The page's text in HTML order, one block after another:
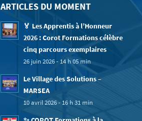
ARTICLES DU MOMENT
🏅 Les Apprentis à l’Honneur
2026 : Corot Formations célèbre
cinq parcours exemplaires
26 juin 2026 - 14 h 05 min
Le Village des Solutions –
MARSEA
10 avril 2026 - 16 h 31 min